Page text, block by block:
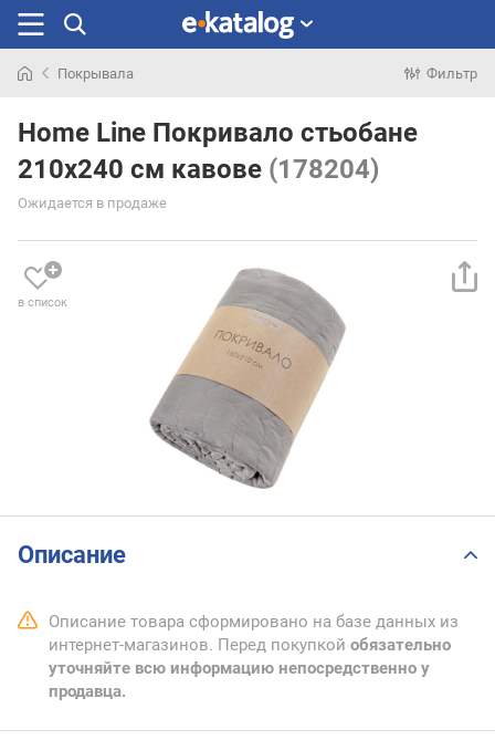
раньше
Покрывала Фильтр
Home Line Покривало стьобане
210x240 см кавове (178204)
Ожидается в продаже
в список
Описание
Описание товара сформировано на базе данных из
интернет-магазинов. Перед покупкой обязательно
уточняйте всю информацию непосредственно у
продавца.